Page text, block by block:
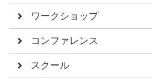
ワークショップ
コンファレンス
スクール